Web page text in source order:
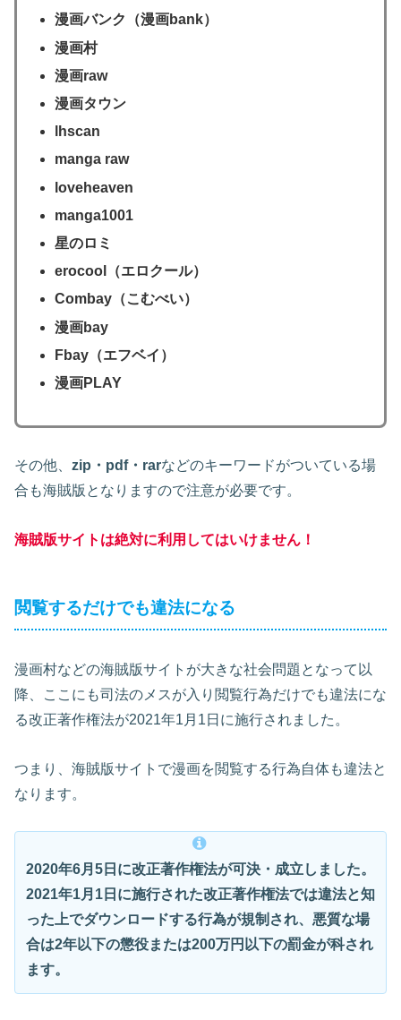
漫画バンク（漫画bank）
漫画村
漫画raw
漫画タウン
lhscan
manga raw
loveheaven
manga1001
星のロミ
erocool（エロクール）
Combay（こむべい）
漫画bay
Fbay（エフベイ）
漫画PLAY
その他、 zip・pdf・rarなどのキーワードがついている場
合も海賊版となりますので注意が必要です。
海賊版サイトは絶対に利用してはいけません！
閲覧するだけでも違法になる
漫画村などの海賊版サイトが大きな社会問題となって以
降、ここにも司法のメスが入り閲覧行為だけでも違法にな
る改正著作権法が2021年1月1日に施行されました。
つまり、海賊版サイトで漫画を閲覧する行為自体も違法と
なります。
2020年6月5日に改正著作権法が可決・成立しました。
2021年1月1日に施行された改正著作権法では違法と知
った上でダウンロードする行為が規制され、悪質な場
合は2年以下の懲役または200万円以下の罰金が科され
ます。